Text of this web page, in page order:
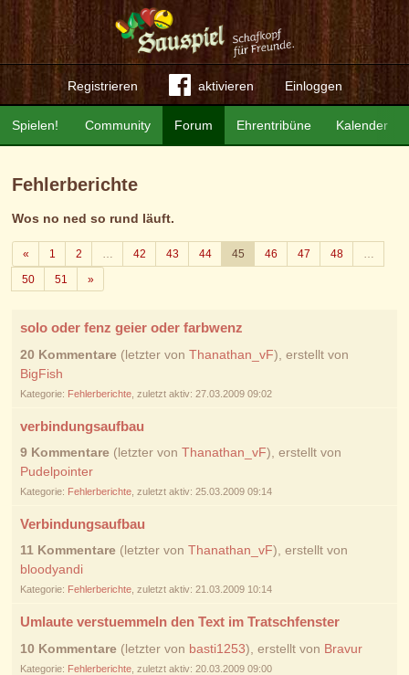
Registrieren aktivieren Einloggen
Community Forum Ehrentribüne Kalender
Spielen!
Fehlerberichte
Wos no ned so rund läuft.
«Zurück
1 2 … 42 43 44 45 46 47 48
…
50
51 »Weiter
solo oder fenz geier oder farbwenz
20 Kommentare(letzter von Thanathan_vF), erstellt von
BigFish
Kategorie: Fehlerberichte, zuletzt aktiv: 27.03.2009 09:02
verbindungsaufbau
9 Kommentare(letzter von Thanathan_vF), erstellt von
Pudelpointer
Kategorie: Fehlerberichte, zuletzt aktiv: 25.03.2009 09:14
Verbindungsaufbau
11 Kommentare(letzter von Thanathan_vF), erstellt von
bloodyandi
Kategorie: Fehlerberichte, zuletzt aktiv: 21.03.2009 10:14
Umlaute verstuemmeln den Text im Tratschfenster
10 Kommentare(letzter von basti1253), erstellt von Bravur
Kategorie: Fehlerberichte, zuletzt aktiv: 20.03.2009 09:00